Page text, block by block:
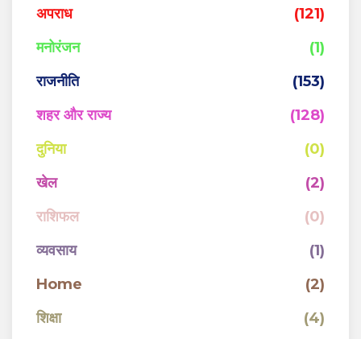
अपराध
(121)
मनोरंजन
(1)
राजनीति
(153)
शहर और राज्य
(128)
दुनिया
(0)
खेल
(2)
राशिफल
(0)
व्यवसाय
(1)
Home
(2)
शिक्षा
(4)